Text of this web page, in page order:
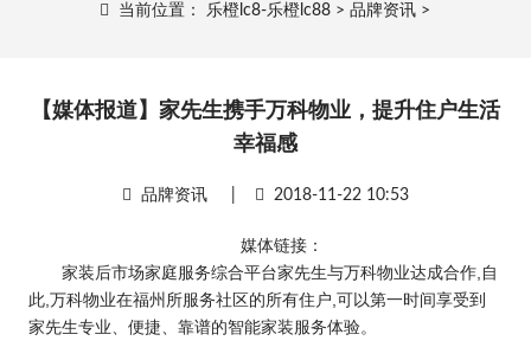
当前位置： 乐橙lc8-乐橙lc88 >品牌资讯 >
【媒体报道】家先生携手万科物业，提升住户生活
幸福感
品牌资讯| 2018-11-22 10:53
媒体链接：
家装后市场家庭服务综合平台家先生与万科物业达成合作,自
此,万科物业在福州所服务社区的所有住户,可以第一时间享受到
家先生专业、便捷、靠谱的智能家装服务体验。